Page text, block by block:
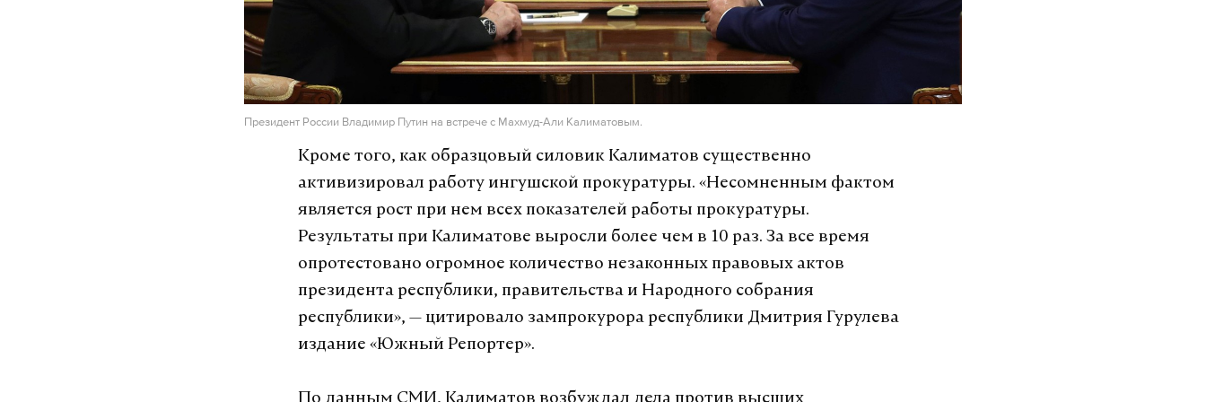
Президент России Владимир Путин на встрече с Махмуд-Али Калиматовым.
Кроме того, как образцовый силовик Калиматов существенно
активизировал работу ингушской прокуратуры. «Несомненным фактом
является рост при нем всех показателей работы прокуратуры.
Результаты при Калиматове выросли более чем в 10 раз. За все время
опротестовано огромное количество незаконных правовых актов
президента республики, правительства и Народного собрания
республики», — цитировало зампрокурора республики Дмитрия Гурулева
издание «Южный Репортер».